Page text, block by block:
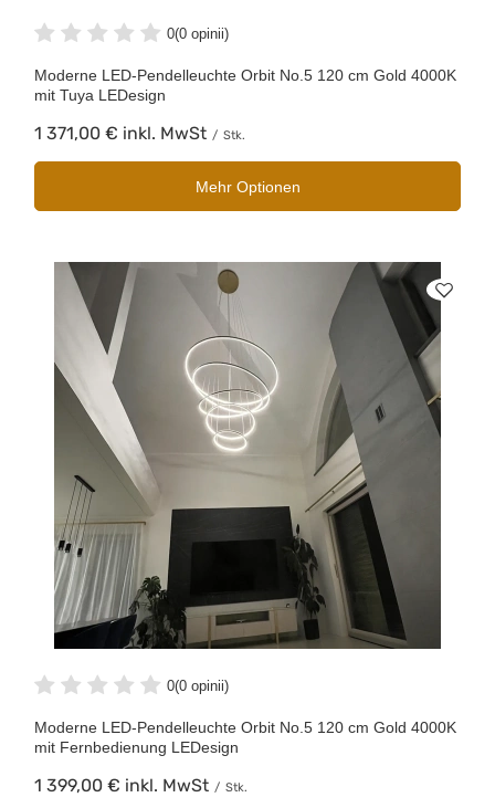
0(0 opinii)
Moderne LED-Pendelleuchte Orbit No.5 120 cm Gold 4000K
mit Tuya LEDesign
1 371,00 € inkl. MwSt / Stk.
Mehr Optionen
0(0 opinii)
Moderne LED-Pendelleuchte Orbit No.5 120 cm Gold 4000K
mit Fernbedienung LEDesign
1 399,00 € inkl. MwSt / Stk.